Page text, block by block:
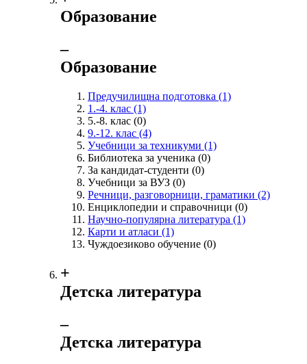
Образование
‒
Образование
Предучилищна подготовка (1)
1.-4. клас (1)
5.-8. клас (0)
9.-12. клас (4)
Учебници за техникуми (1)
Библиотека за ученика (0)
За кандидат-студенти (0)
Учебници за ВУЗ (0)
Речници, разговорници, граматики (2)
Енциклопедии и справочници (0)
Научно-популярна литература (1)
Карти и атласи (1)
Чуждоезиково обучение (0)
+
Детска литература
‒
Детска литература